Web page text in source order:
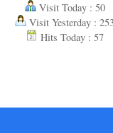
Visit Today : 50
Visit Yesterday :
Hits Today : 57